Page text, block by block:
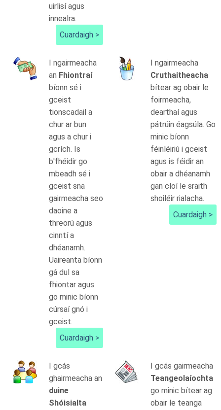
uirlisí agus
innealra.
Cuardaigh >
I ngairmeacha
an Fhiontraí
bíonn sé i
gceist
tionscadail a
chur ar bun
agus a chur i
gcrích. Is
b'fhéidir go
mbeadh sé i
gceist sna
gairmeacha seo
daoine a
threorú agus
cinntí a
dhéanamh.
Uaireanta bíonn
gá dul sa
fhiontar agus
go minic bíonn
cúrsaí gnó i
gceist.
Cuardaigh >
I ngairmeacha
Cruthaitheacha
bítear ag obair le
foirmeacha,
dearthaí agus
pátrúin éagsúla. Go
minic bíonn
féinléiriú i gceist
agus is féidir an
obair a dhéanamh
gan cloí le sraith
shoiléir rialacha.
Cuardaigh >
I gcás
ghairmeacha an
duine
Shóisialta
I gcás gairmeacha
Teangeolaíochta
go minic bítear ag
obair le teanga